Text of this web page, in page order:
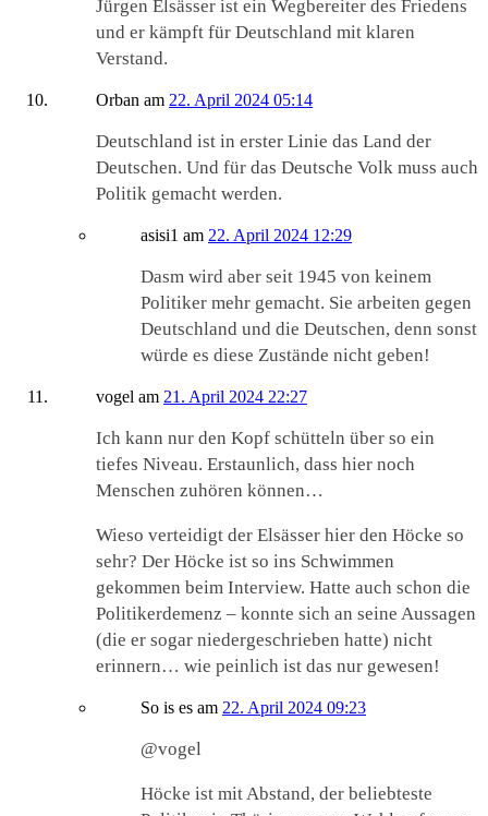
Jürgen Elsässer ist ein Wegbereiter des Friedens
und er kämpft für Deutschland mit klaren
Verstand.
Orban am 22. April 2024 05:14
Deutschland ist in erster Linie das Land der
Deutschen. Und für das Deutsche Volk muss auch
Politik gemacht werden.
asisi1 am 22. April 2024 12:29
Dasm wird aber seit 1945 von keinem
Politiker mehr gemacht. Sie arbeiten gegen
Deutschland und die Deutschen, denn sonst
würde es diese Zustände nicht geben!
vogel am 21. April 2024 22:27
Ich kann nur den Kopf schütteln über so ein
tiefes Niveau. Erstaunlich, dass hier noch
Menschen zuhören können…
Wieso verteidigt der Elsässer hier den Höcke so
sehr? Der Höcke ist so ins Schwimmen
gekommen beim Interview. Hatte auch schon die
Politikerdemenz – konnte sich an seine Aussagen
(die er sogar niedergeschrieben hatte) nicht
erinnern… wie peinlich ist das nur gewesen!
So is es am 22. April 2024 09:23
@vogel
Höcke ist mit Abstand, der beliebteste